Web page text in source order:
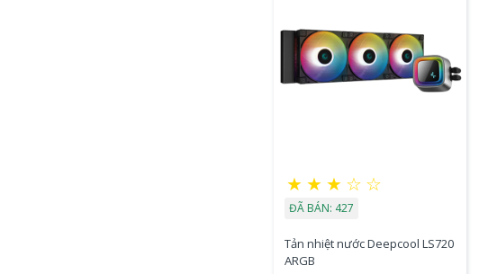
★ ★ ★ ☆ ☆
ĐÃ BÁN: 427
Tản nhiệt nước Deepcool LS720
ARGB